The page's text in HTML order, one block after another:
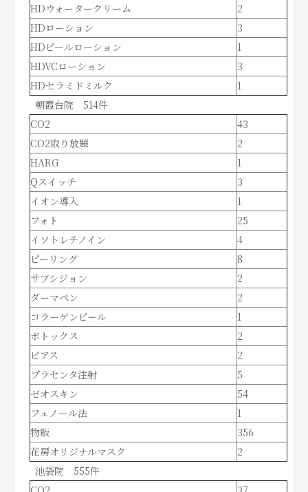
HDウォータークリーム
2
HDローション
3
HDピールローション
1
HDVCローション
3
HDセラミドミルク
1
朝霞台院 514件
CO2
43
CO2取り放題
2
HARG
1
Qスイッチ
3
イオン導入
1
フォト
25
イソトレチノイン
4
ピーリング
8
サブシジョン
2
ダーマペン
2
コラーゲンピール
1
ボトックス
2
ピアス
2
プラセンタ注射
5
ゼオスキン
54
フェノール法
1
物販
356
花房オリジナルマスク
2
池袋院 555件